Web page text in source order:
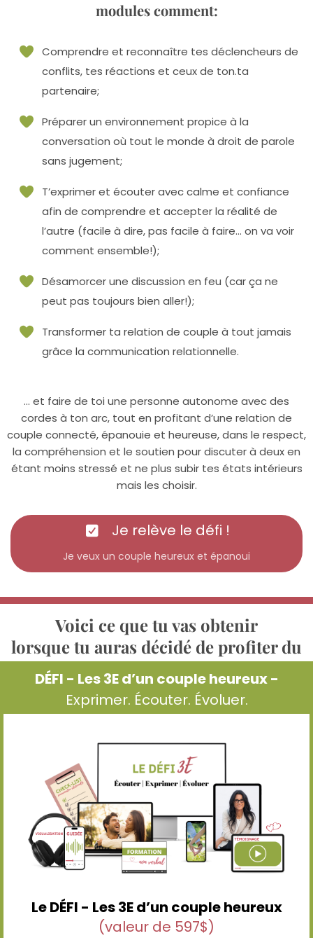
modules comment:
Comprendre et reconnaître tes déclencheurs de
conflits, tes réactions et ceux de ton.ta
partenaire;
Préparer un environnement propice à la
conversation où tout le monde à droit de parole
sans jugement;
T’exprimer et écouter avec calme et confiance
afin de comprendre et accepter la réalité de
l’autre (facile à dire, pas facile à faire… on va voir
comment ensemble!);
Désamorcer une discussion en feu (car ça ne
peut pas toujours bien aller!);
Transformer ta relation de couple à tout jamais
grâce la communication relationnelle.
… et faire de toi une personne autonome avec des
cordes à ton arc, tout en profitant d’une relation de
couple connecté, épanouie et heureuse, dans le respect,
la compréhension et le soutien pour discuter à deux en
étant moins stressé et ne plus subir tes états intérieurs
mais les choisir.
Je relève le défi !
Je veux un couple heureux et épanoui
Voici ce que tu vas obtenir
lorsque tu auras décidé de profiter du
DÉFI - Les 3E d’un couple heureux -
Exprimer. Écouter. Évoluer.
Le DÉFI - Les 3E d’un couple heureux
(valeur de 597$)